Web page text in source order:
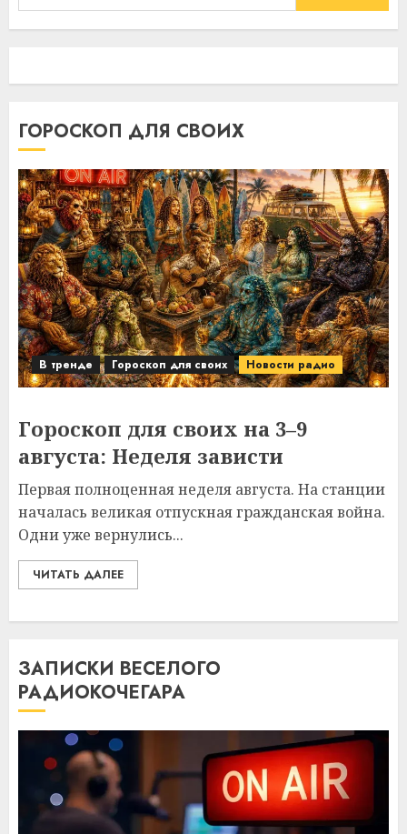
ГОРОСКОП ДЛЯ СВОИХ
В тренде Гороскоп для своих Новости радио
Гороскоп для своих на 3–9
августа: Неделя зависти
Первая полноценная неделя августа. На станции
началась великая отпускная гражданская война.
Одни уже вернулись...
ЧИТАТЬ ДАЛЕЕ
ЗАПИСКИ ВЕСЕЛОГО
РАДИОКОЧЕГАРА